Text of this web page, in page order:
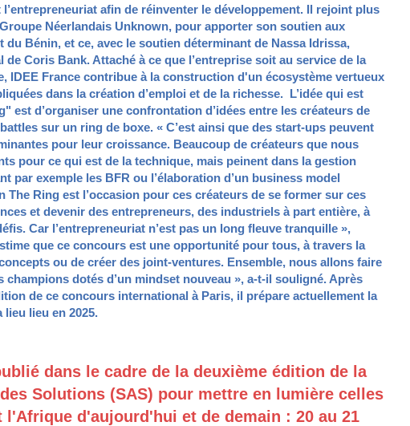
afin de réinventer le développement. Il rejoint plus
Néerlandais Unknown, pour apporter son soutien aux
Bénin, et ce, avec le soutien déterminant de Nassa Idrissa,
Coris Bank. Attaché à ce que l’entreprise soit au service de la
IDEE France contribue à la construction d'un écosystème vertueux
dans la création d’emploi et de la richesse. L’idée qui est
est d’organiser une confrontation d’idées entre les créateurs de
sur un ring de boxe. « C’est ainsi que des start-ups peuvent
pour leur croissance. Beaucoup de créateurs que nous
pour ce qui est de la technique, mais peinent dans la gestion
par exemple les BFR ou l’élaboration d’un business model
The Ring est l’occasion pour ces créateurs de se former sur ces
et devenir des entrepreneurs, des industriels à part entière, à
Car l’entrepreneuriat n’est pas un long fleuve tranquille »,
que ce concours est une opportunité pour tous, à travers la
ou de créer des joint-ventures. Ensemble, nous allons faire
champions dotés d’un mindset nouveau », a-t-il souligné. Après
de ce concours international à Paris, il prépare actuellement la
lieu en 2025.
dans le cadre de la deuxième édition de la
Solutions (SAS) pour mettre en lumière celles
l'Afrique d'aujourd'hui et de demain : 20 au 21